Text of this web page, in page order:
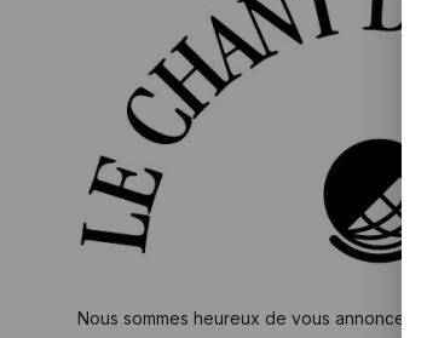
Nous sommes heureux de vous annoncer